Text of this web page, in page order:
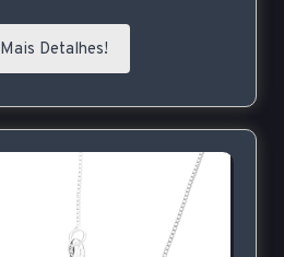
Mais Detalhes!